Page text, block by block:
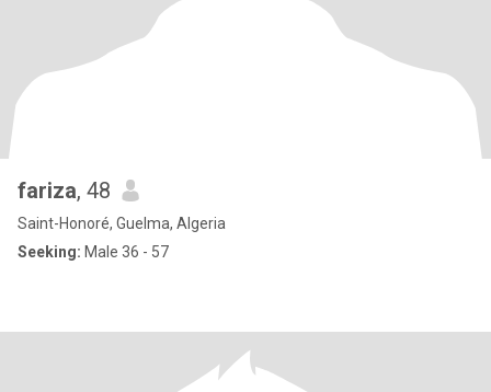
fariza, 48
Saint-Honoré, Guelma, Algeria
Seeking: Male 36 - 57